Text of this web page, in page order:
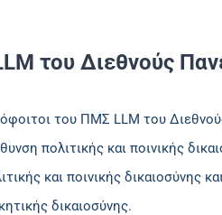
του Διεθνούς
του ΠΜΣ LLM του
πολιτικής και ποινικής
και ποινικής δικαιοσύνης
δικαιοσύνης.